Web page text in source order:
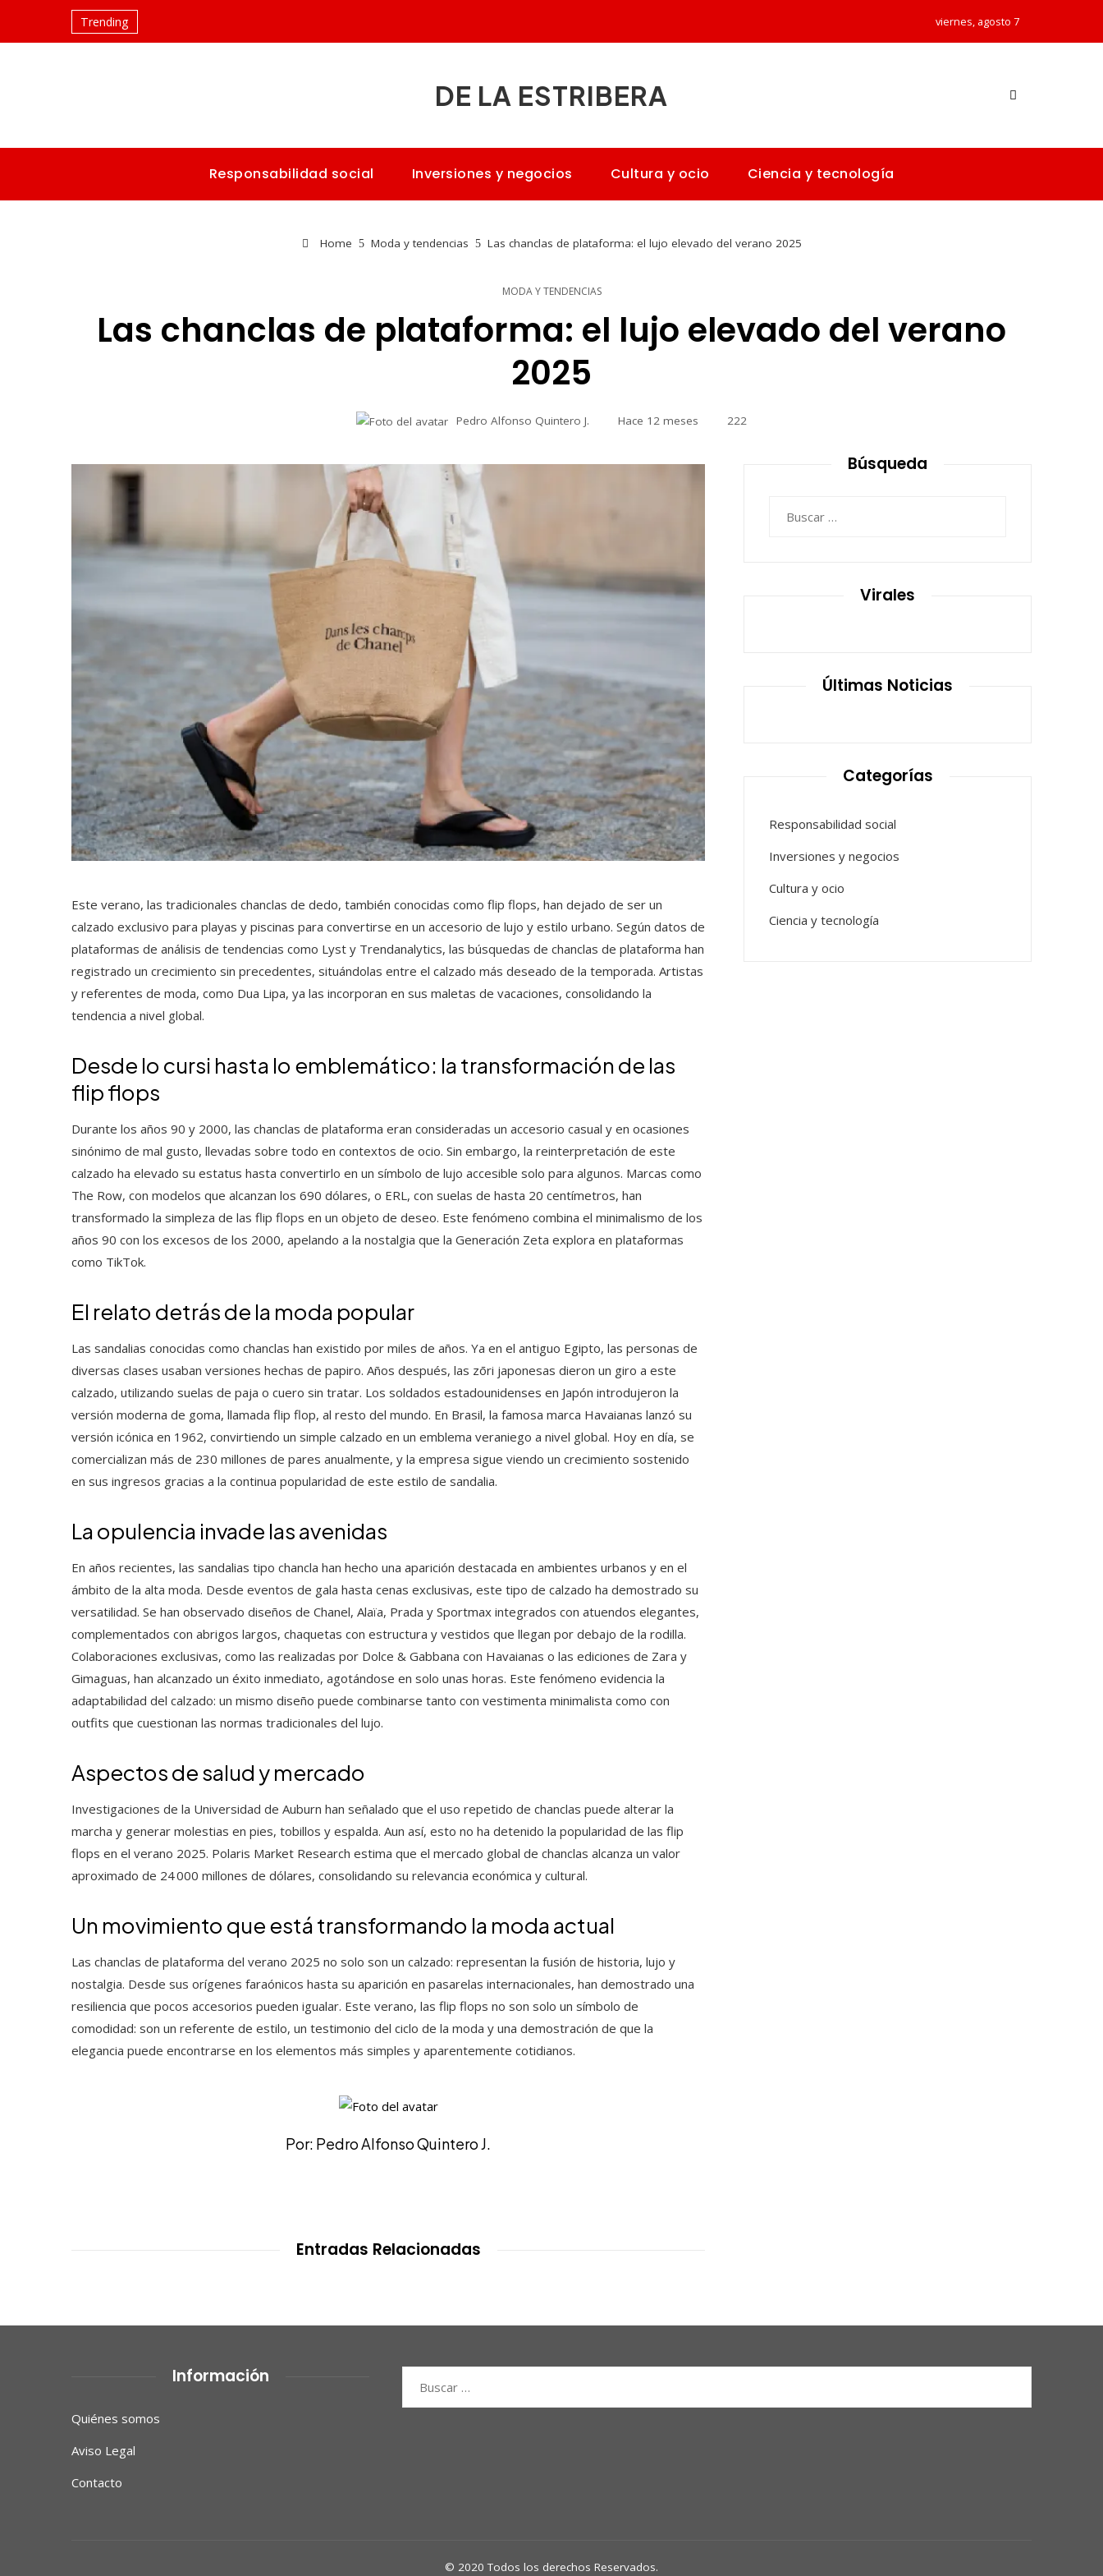
Trending viernes, agosto 7
DE LA ESTRIBERA
Responsabilidad social Inversiones y negocios Cultura y ocio Ciencia y tecnología
Home Moda y tendencias Las chanclas de plataforma: el lujo elevado del verano 2025
MODA Y TENDENCIAS
Las chanclas de plataforma: el lujo elevado del verano
2025
Pedro Alfonso Quintero J. Hace 12 meses 222
Este verano, las tradicionales chanclas de dedo, también conocidas como flip flops, han dejado de ser un
calzado exclusivo para playas y piscinas para convertirse en un accesorio de lujo y estilo urbano. Según datos de
plataformas de análisis de tendencias como Lyst y Trendanalytics, las búsquedas de chanclas de plataforma han
registrado un crecimiento sin precedentes, situándolas entre el calzado más deseado de la temporada. Artistas
y referentes de moda, como Dua Lipa, ya las incorporan en sus maletas de vacaciones, consolidando la
tendencia a nivel global.
Desde lo cursi hasta lo emblemático: la transformación de las
flip flops
Durante los años 90 y 2000, las chanclas de plataforma eran consideradas un accesorio casual y en ocasiones
sinónimo de mal gusto, llevadas sobre todo en contextos de ocio. Sin embargo, la reinterpretación de este
calzado ha elevado su estatus hasta convertirlo en un símbolo de lujo accesible solo para algunos. Marcas como
The Row, con modelos que alcanzan los 690 dólares, o ERL, con suelas de hasta 20 centímetros, han
transformado la simpleza de las flip flops en un objeto de deseo. Este fenómeno combina el minimalismo de los
años 90 con los excesos de los 2000, apelando a la nostalgia que la Generación Zeta explora en plataformas
como TikTok.
El relato detrás de la moda popular
Las sandalias conocidas como chanclas han existido por miles de años. Ya en el antiguo Egipto, las personas de
diversas clases usaban versiones hechas de papiro. Años después, las zōri japonesas dieron un giro a este
calzado, utilizando suelas de paja o cuero sin tratar. Los soldados estadounidenses en Japón introdujeron la
versión moderna de goma, llamada flip flop, al resto del mundo. En Brasil, la famosa marca Havaianas lanzó su
versión icónica en 1962, convirtiendo un simple calzado en un emblema veraniego a nivel global. Hoy en día, se
comercializan más de 230 millones de pares anualmente, y la empresa sigue viendo un crecimiento sostenido
en sus ingresos gracias a la continua popularidad de este estilo de sandalia.
La opulencia invade las avenidas
En años recientes, las sandalias tipo chancla han hecho una aparición destacada en ambientes urbanos y en el
ámbito de la alta moda. Desde eventos de gala hasta cenas exclusivas, este tipo de calzado ha demostrado su
versatilidad. Se han observado diseños de Chanel, Alaïa, Prada y Sportmax integrados con atuendos elegantes,
complementados con abrigos largos, chaquetas con estructura y vestidos que llegan por debajo de la rodilla.
Colaboraciones exclusivas, como las realizadas por Dolce & Gabbana con Havaianas o las ediciones de Zara y
Gimaguas, han alcanzado un éxito inmediato, agotándose en solo unas horas. Este fenómeno evidencia la
adaptabilidad del calzado: un mismo diseño puede combinarse tanto con vestimenta minimalista como con
outfits que cuestionan las normas tradicionales del lujo.
Aspectos de salud y mercado
Investigaciones de la Universidad de Auburn han señalado que el uso repetido de chanclas puede alterar la
marcha y generar molestias en pies, tobillos y espalda. Aun así, esto no ha detenido la popularidad de las flip
flops en el verano 2025. Polaris Market Research estima que el mercado global de chanclas alcanza un valor
aproximado de 24 000 millones de dólares, consolidando su relevancia económica y cultural.
Un movimiento que está transformando la moda actual
Las chanclas de plataforma del verano 2025 no solo son un calzado: representan la fusión de historia, lujo y
nostalgia. Desde sus orígenes faraónicos hasta su aparición en pasarelas internacionales, han demostrado una
resiliencia que pocos accesorios pueden igualar. Este verano, las flip flops no son solo un símbolo de
comodidad: son un referente de estilo, un testimonio del ciclo de la moda y una demostración de que la
elegancia puede encontrarse en los elementos más simples y aparentemente cotidianos.
Por: Pedro Alfonso Quintero J.
Entradas Relacionadas
Búsqueda
Virales
Últimas Noticias
Categorías
Responsabilidad social
Inversiones y negocios
Cultura y ocio
Ciencia y tecnología
Información
Quiénes somos
Aviso Legal
Contacto
© 2020 Todos los derechos Reservados.